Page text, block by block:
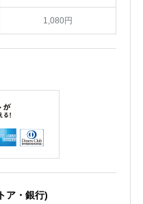
1,080円
ア・銀行)